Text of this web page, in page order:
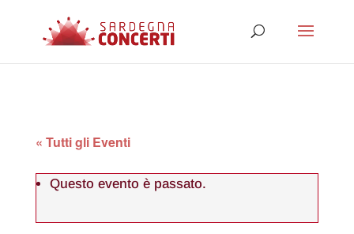
« Tutti gli Eventi
Questo evento è passato.